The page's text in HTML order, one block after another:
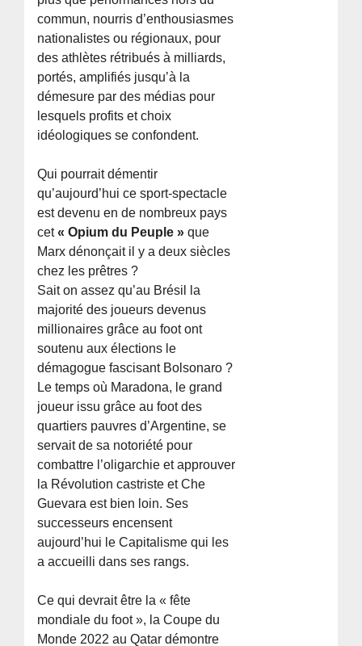
commun, nourris d’enthousiasmes
nationalistes ou régionaux, pour
des athlètes rétribués à milliards,
portés, amplifiés jusqu’à la
démesure par des médias pour
lesquels profits et choix
idéologiques se confondent.
Qui pourrait démentir
qu’aujourd’hui ce sport-spectacle
est devenu en de nombreux pays
cet« Opium du Peuple » que
Marx dénonçait il y a deux siècles
chez les prêtres ?
Sait on assez qu’au Brésil la
majorité des joueurs devenus
millionaires grâce au foot ont
soutenu aux élections le
démagogue fascisant Bolsonaro ?
Le temps où Maradona, le grand
joueur issu grâce au foot des
quartiers pauvres d’Argentine, se
servait de sa notoriété pour
combattre l’oligarchie et approuver
la Révolution castriste et Che
Guevara est bien loin. Ses
successeurs encensent
aujourd’hui le Capitalisme qui les
a accueilli dans ses rangs.
Ce qui devrait être la « fête
mondiale du foot », la Coupe du
Monde 2022 au Qatar démontre